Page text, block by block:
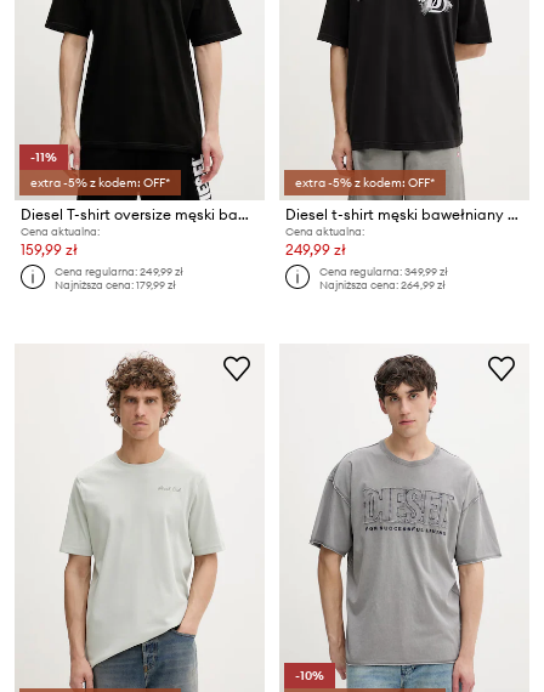
-11%
extra -5% z kodem: OFF*
Diesel T-shirt oversize męski bawełniany T-BOXT-R30 T-SHIRT
Cena aktualna:
159,99 zł
Cena regularna:249,99 zł
Najniższa cena:179,99 zł
extra -5% z kodem: OFF*
Diesel t-shirt męski bawełniany T-BOGGY-V6
Cena aktualna:
249,99 zł
Cena regularna:349,99 zł
Najniższa cena:264,99 zł
-10%